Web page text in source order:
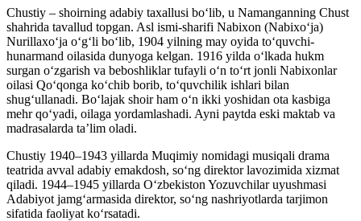
Chustiy – shoirning adabiy taxallusi boʻlib, u Namanganning Chust
shahrida tavallud topgan. Asl ismi-sharifi Nabixon (Nabixoʻja)
Nurillaxoʻja oʻgʻli boʻlib, 1904 yilning may oyida toʻquvchi-
hunarmand oilasida dunyoga kelgan. 1916 yilda oʻlkada hukm
surgan oʻzgarish va beboshliklar tufayli oʻn toʻrt jonli Nabixonlar
oilasi Qoʻqonga koʻchib borib, toʻquvchilik ishlari bilan
shugʻullanadi. Boʻlajak shoir ham oʻn ikki yoshidan ota kasbiga
mehr qoʻyadi, oilaga yordamlashadi. Ayni paytda eski maktab va
madrasalarda taʼlim oladi.
Chustiy 1940–1943 yillarda Muqimiy nomidagi musiqali drama
teatrida avval adabiy emakdosh, soʻng direktor lavozimida xizmat
qiladi. 1944–1945 yillarda Oʻzbekiston Yozuvchilar uyushmasi
Adabiyot jamgʻarmasida direktor, soʻng nashriyotlarda tarjimon
sifatida faoliyat koʻrsatadi.